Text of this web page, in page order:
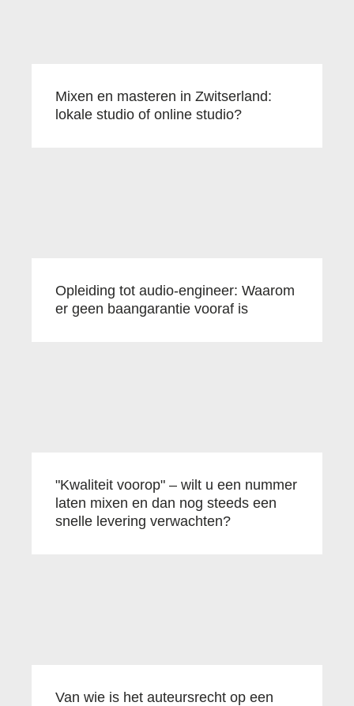
Mixen en masteren in Zwitserland:
lokale studio of online studio?
Opleiding tot audio-engineer: Waarom
er geen baangarantie vooraf is
"Kwaliteit voorop" – wilt u een nummer
laten mixen en dan nog steeds een
snelle levering verwachten?
Van wie is het auteursrecht op een